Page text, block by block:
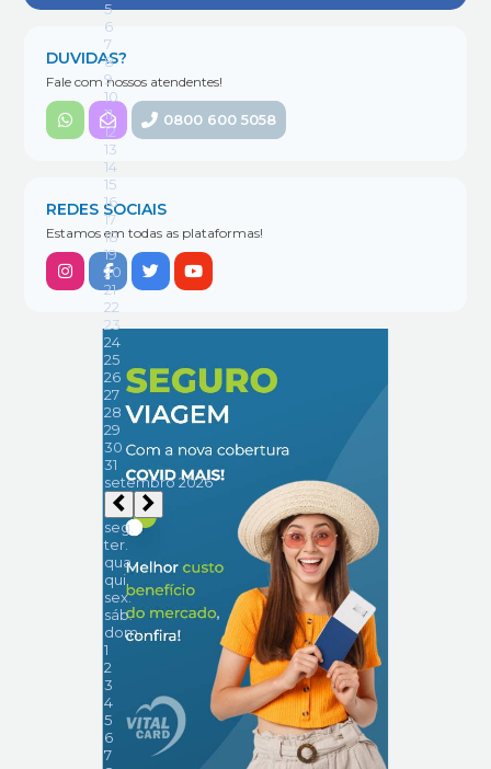
DUVIDAS?
Fale com nossos atendentes!
0800 600 5058
REDES SOCIAIS
Estamos em todas as plataformas!